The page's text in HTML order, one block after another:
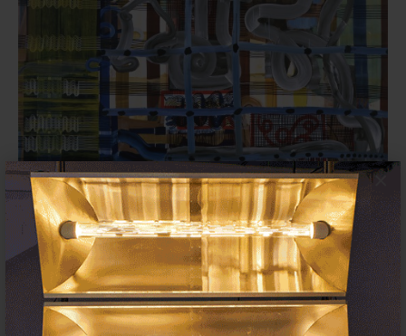
×
Juan Uslé en el Museo Reina Sofía
(Madrid): ritmos de memoria y
deriva pictórica